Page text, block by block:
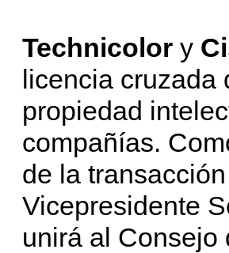
Technicolor y
licencia cruzada
propiedad
compañías.
de la
Vicepresidente
unirá al